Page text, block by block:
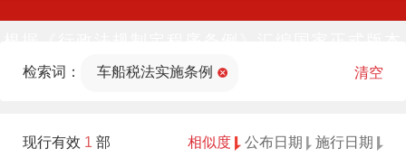
法部官网)同步公布
检索词： 车船税法实施条例 清空
现行有效 1 部 相似度 公布日期 施行日期